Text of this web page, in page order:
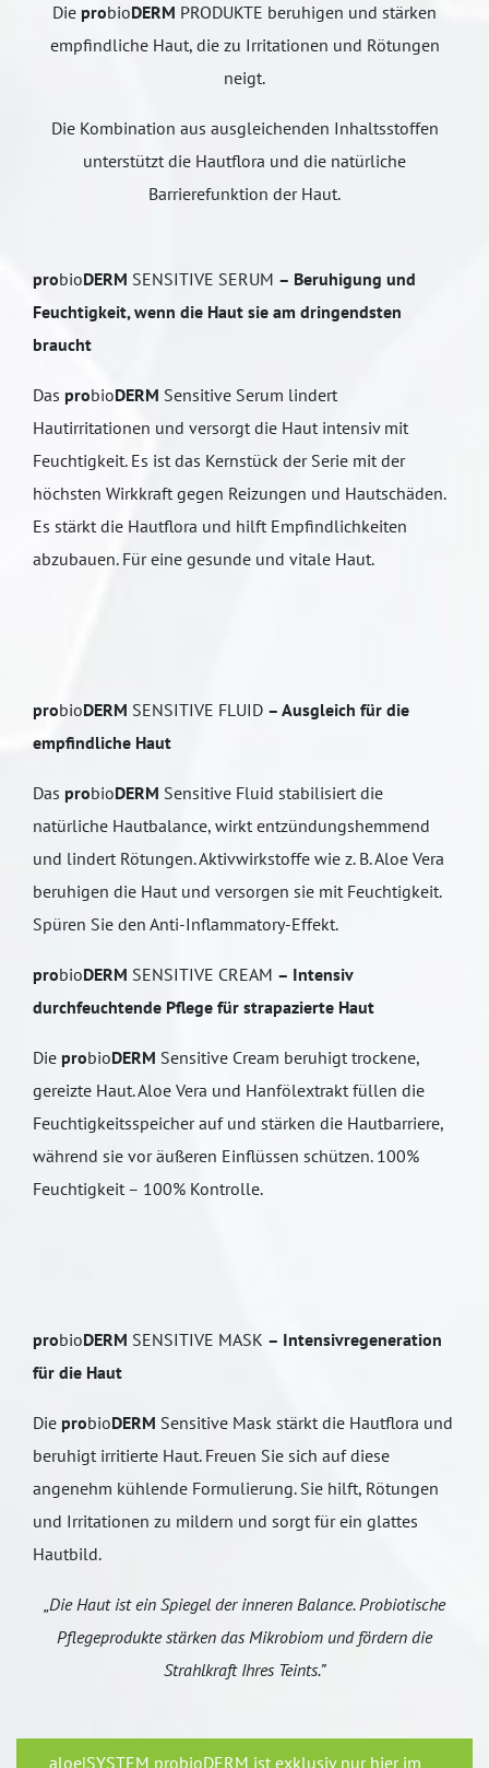
Die probioDERM PRODUKTE beruhigen und stärken
empfindliche Haut, die zu Irritationen und Rötungen
neigt.
Die Kombination aus ausgleichenden Inhaltsstoffen
unterstützt die Hautflora und die natürliche
Barrierefunktion der Haut.
probioDERM SENSITIVE SERUM – Beruhigung und
Feuchtigkeit, wenn die Haut sie am dringendsten
braucht
Das probioDERM Sensitive Serum lindert
Hautirritationen und versorgt die Haut intensiv mit
Feuchtigkeit. Es ist das Kernstück der Serie mit der
höchsten Wirkkraft gegen Reizungen und Hautschäden.
Es stärkt die Hautflora und hilft Empfindlichkeiten
abzubauen. Für eine gesunde und vitale Haut.
probioDERM SENSITIVE FLUID – Ausgleich für die
empfindliche Haut
Das probioDERM Sensitive Fluid stabilisiert die
natürliche Hautbalance, wirkt entzündungshemmend
und lindert Rötungen. Aktivwirkstoffe wie z. B. Aloe Vera
beruhigen die Haut und versorgen sie mit Feuchtigkeit.
Spüren Sie den Anti-Inflammatory-Effekt.
probioDERM SENSITIVE CREAM – Intensiv
durchfeuchtende Pflege für strapazierte Haut
Die probioDERM Sensitive Cream beruhigt trockene,
gereizte Haut. Aloe Vera und Hanfölextrakt füllen die
Feuchtigkeitsspeicher auf und stärken die Hautbarriere,
während sie vor äußeren Einflüssen schützen. 100%
Feuchtigkeit – 100% Kontrolle.
probioDERM SENSITIVE MASK – Intensivregeneration
für die Haut
Die probioDERM Sensitive Mask stärkt die Hautflora und
beruhigt irritierte Haut. Freuen Sie sich auf diese
angenehm kühlende Formulierung. Sie hilft, Rötungen
und Irritationen zu mildern und sorgt für ein glattes
Hautbild.
„Die Haut ist ein Spiegel der inneren Balance. Probiotische
Pflegeprodukte stärken das Mikrobiom und fördern die
Strahlkraft Ihres Teints.”
aloe|SYSTEM probioDERM ist exklusiv nur hier im